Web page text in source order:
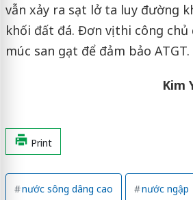
vẫn xảy ra sạt lở ta luy đường
khối đất đá. Đơn vị thi công
múc san gạt để đảm bảo ATGT.
Kim
Print
nước sông dâng cao nước ngập